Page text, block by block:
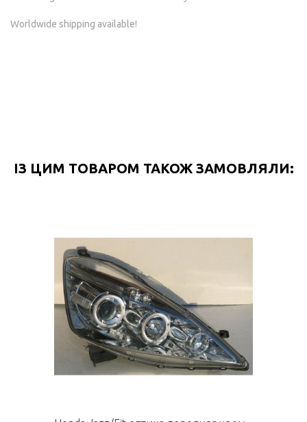
Worldwide shipping available!
ІЗ ЦИМ ТОВАРОМ ТАКОЖ ЗАМОВЛЯЛИ: